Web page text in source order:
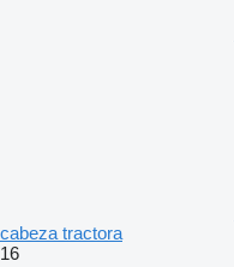
cabeza tractora
16